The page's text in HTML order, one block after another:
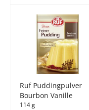
Ruf Puddingpulver
Bourbon Vanille
114 g